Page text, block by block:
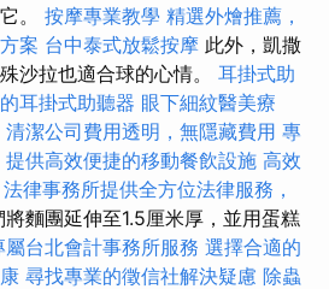
。 按摩專業教學 精選外燴推薦，
案 台中泰式放鬆按摩 此外，凱撒
沙拉也適合球的心情。 耳掛式助
耳掛式助聽器 眼下細紋醫美療
清潔公司費用透明，無隱藏費用 專
供高效便捷的移動餐飲設施 高效
法律事務所提供全方位法律服務，
將麵團延伸至1.5厘米厚，並用蛋糕
屬台北會計事務所服務 選擇合適的
尋找專業的徵信社解決疑慮 除蟲